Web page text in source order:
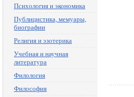
Психология и экономика
Публицистика, мемуары,
биографии
Религия и эзотерика
Учебная и научная
литература
Филология
Философия